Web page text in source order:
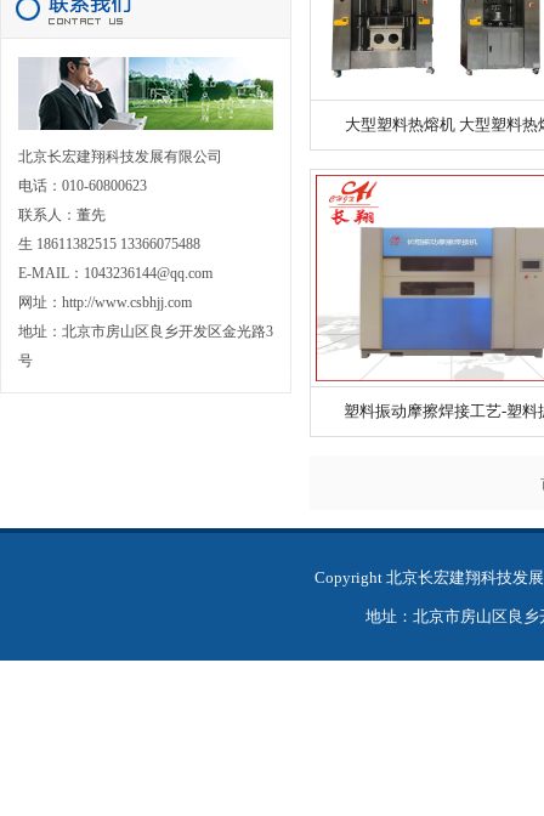
北京长宏建翔科技发展有限公司
电话：010-60800623
联系人：董先
生 18611382515 13366075488
E-MAIL：1043236144@qq.com
网址： http://www.csbhjj.com
地址：北京市房山区良乡开发区金光路3
号
大型塑料热熔机 大型塑料热
塑料振动摩擦焊接工艺-塑料
Copyright 北京长宏建翔科技
地址：北京市房山区良